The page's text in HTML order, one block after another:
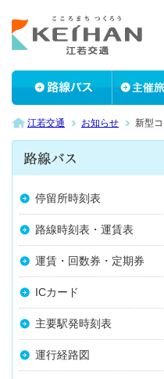
江若交通 お知らせ 新型
停留所時刻表
路線時刻表・運賃表
運賃・回数券・定期券
ICカード
主要駅発時刻表
運行経路図